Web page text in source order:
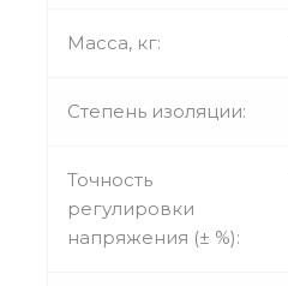
Масса, кг:
Степень изоляции:
Точность
регулировки
напряжения (± %):